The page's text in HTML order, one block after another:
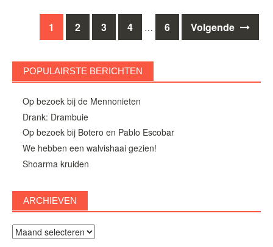
Berichten
1 2 3 4 … 6 Volgende
POPULAIRSTE BERICHTEN
Op bezoek bij de Mennonieten
Drank: Drambuie
Op bezoek bij Botero en Pablo Escobar
We hebben een walvishaai gezien!
Shoarma kruiden
ARCHIEVEN
Archieven